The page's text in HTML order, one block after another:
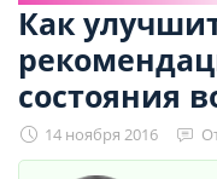
Как
состояния
14 ноября 2016